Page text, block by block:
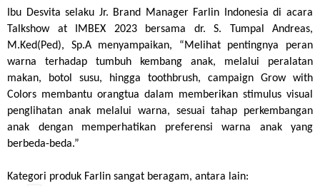
Ibu Desvita selaku Jr. Brand Manager Farlin Indonesia di acara
Talkshow at IMBEX 2023 bersama dr. S. Tumpal Andreas,
M.Ked(Ped), Sp.A menyampaikan, “Melihat pentingnya peran
warna terhadap tumbuh kembang anak, melalui peralatan
makan, botol susu, hingga toothbrush, campaign Grow with
Colors membantu orangtua dalam memberikan stimulus visual
penglihatan anak melalui warna, sesuai tahap perkembangan
anak dengan memperhatikan preferensi warna anak yang
berbeda-beda.”
Kategori produk Farlin sangat beragam, antara lain: